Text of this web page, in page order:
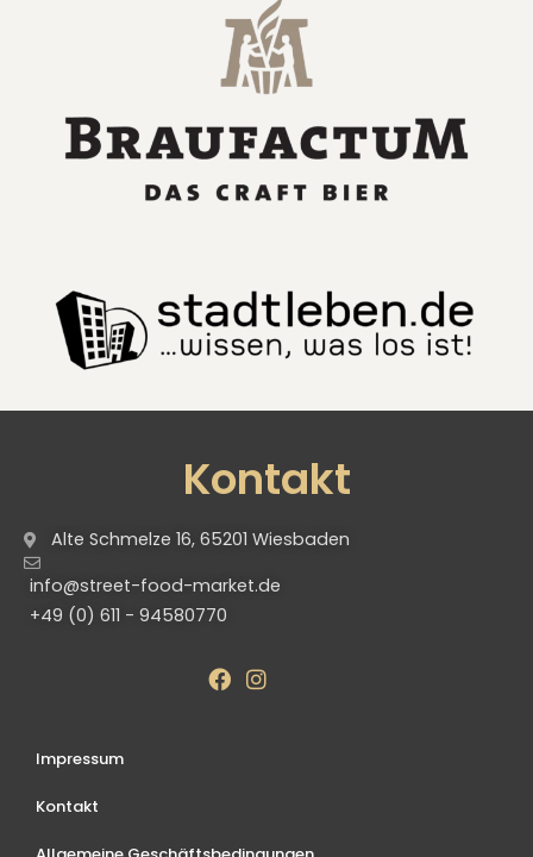
Kontakt
Alte Schmelze 16, 65201 Wiesbaden
info@street-food-market.de
+49 (0) 611 - 94580770
Impressum
Kontakt